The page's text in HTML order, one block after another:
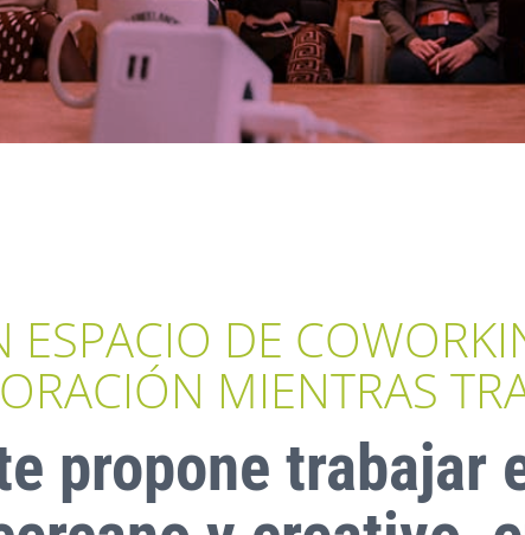
DE
MIENTRAS
propone trabajar